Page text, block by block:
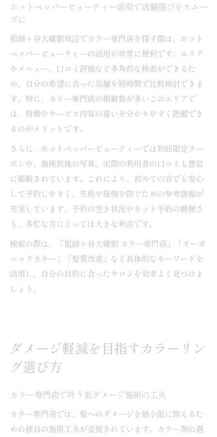
ホットペッパービューティー活用で店舗選びをスムー
ズに
祖師ヶ谷大蔵駅周辺でカラー専門店を探す際は、ホット
ペッパービューティーの活用が非常に便利です。エリア
やメニュー、口コミ評価など多角的な検索ができるた
め、自分の希望に合った店舗を短時間で比較検討できま
す。特に、カラー専門店の掲載数が多いこのエリアで
は、特徴やサービス内容の違いを分かりやすく把握でき
るのがメリットです。
さらに、ホットペッパービューティーでは初回限定クー
ポンや、施術前後の写真、実際の利用者の口コミも豊富
に掲載されています。これにより、初めての方でも安心
して予約しやすく、失敗や後悔を防ぐための参考情報が
充実しています。予約の空き状況やネット予約の簡便さ
も、多忙な方にとっては大きな利点です。
検索の際は、「祖師ヶ谷大蔵駅 カラー専門店」「オーガ
ニックカラー」「髪質改善」など具体的なキーワードを
活用し、自分の目的に合ったサロンを効率よく見つけま
しょう。
ダメージ軽減を目指すカラーリン
グ選び方
カラー専門店で叶う低ダメージ施術の工夫
カラー専門店では、髪へのダメージを最小限に抑えるた
めの独自の施術工夫が重視されています。カラー剤の選